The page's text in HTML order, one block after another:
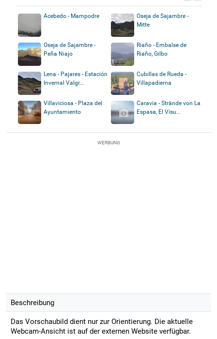
Acebedo - Mampodre
Oseja de Sajambre -
Mitte
Oseja de Sajambre -
Peña Niajo
Riaño - Embalse de
Riaño, Gilbo
Lena - Pajares - Estación
Invernal Valgr...
Cubillas de Rueda -
Villapadierna
Villaviciosa - Plaza del
Ayuntamiento
Caravia - Strände von La
Espasa, El Visu...
WERBUNG
Beschreibung
Das Vorschaubild dient nur zur Orientierung. Die aktuelle
Webcam-Ansicht ist auf der externen Website verfügbar.